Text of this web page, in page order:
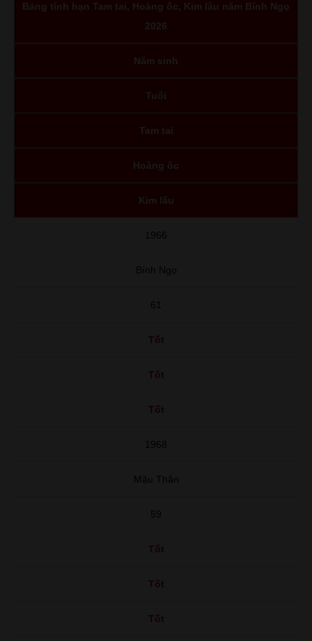
Bảng tính hạn Tam tai, Hoàng ốc, Kim lâu năm Bính Ngọ
2026
Năm sinh
Tuổi
Tam tai
Hoàng ốc
Kim lâu
1966
Bính Ngọ
61
Tốt
Tốt
Tốt
1968
Mậu Thân
59
Tốt
Tốt
Tốt